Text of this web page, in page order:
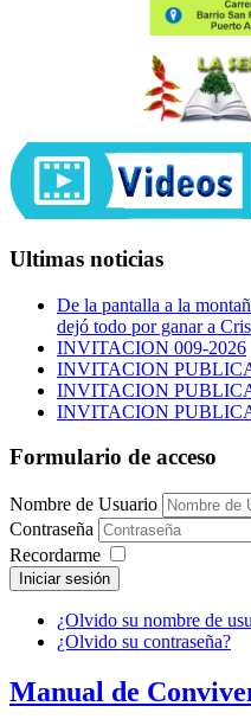
Ultimas noticias
De la pantalla a la
dejó todo por ganar a
INVITACION 009-2026
INVITACION
INVITACION
INVITACION
Formulario de acceso
Nombre de Usuario
Contraseña
Recordarme
Iniciar sesión
¿Olvido su nombre de
¿Olvido su contraseña?
Manual de